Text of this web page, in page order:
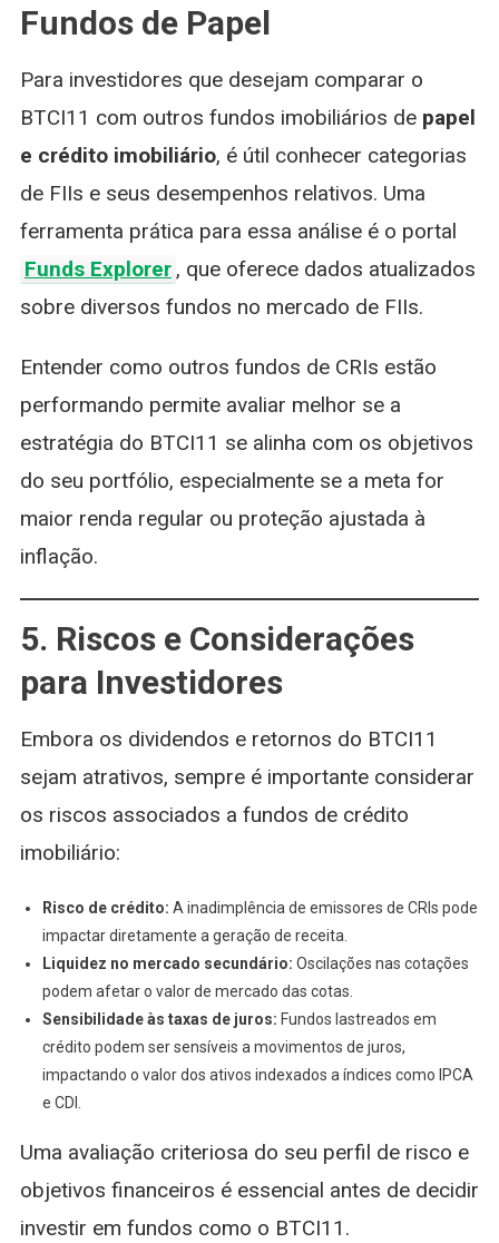
Fundos de Papel
Para investidores que desejam comparar o
BTCI11 com outros fundos imobiliários de papel
e crédito imobiliário, é útil conhecer categorias
de FIIs e seus desempenhos relativos. Uma
ferramenta prática para essa análise é o portal
Funds Explorer , que oferece dados atualizados
sobre diversos fundos no mercado de FIIs.
Entender como outros fundos de CRIs estão
performando permite avaliar melhor se a
estratégia do BTCI11 se alinha com os objetivos
do seu portfólio, especialmente se a meta for
maior renda regular ou proteção ajustada à
inflação.
5. Riscos e Considerações
para Investidores
Embora os dividendos e retornos do BTCI11
sejam atrativos, sempre é importante considerar
os riscos associados a fundos de crédito
imobiliário:
Risco de crédito: A inadimplência de emissores de CRIs pode
impactar diretamente a geração de receita.
Liquidez no mercado secundário: Oscilações nas cotações
podem afetar o valor de mercado das cotas.
Sensibilidade às taxas de juros: Fundos lastreados em
crédito podem ser sensíveis a movimentos de juros,
impactando o valor dos ativos indexados a índices como IPCA
e CDI.
Uma avaliação criteriosa do seu perfil de risco e
objetivos financeiros é essencial antes de decidir
investir em fundos como o BTCI11.